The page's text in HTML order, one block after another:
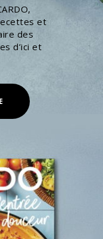
et
des
d’ici et